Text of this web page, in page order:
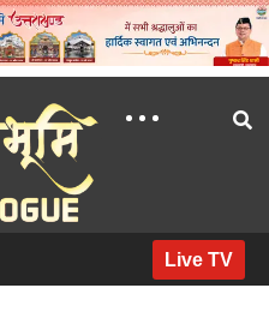
Live TV